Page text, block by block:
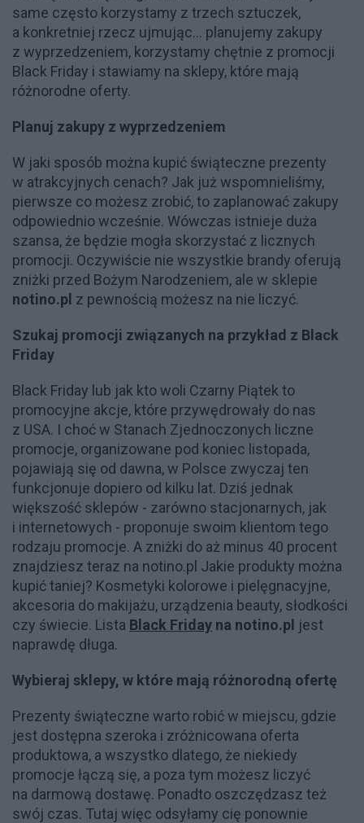
same często korzystamy z trzech sztuczek,
a konkretniej rzecz ujmując... planujemy zakupy
z wyprzedzeniem, korzystamy chętnie z promocji
Black Friday i stawiamy na sklepy, które mają
różnorodne oferty.
Planuj zakupy z wyprzedzeniem
W jaki sposób można kupić świąteczne prezenty
w atrakcyjnych cenach? Jak już wspomnieliśmy,
pierwsze co możesz zrobić, to zaplanować zakupy
odpowiednio wcześnie. Wówczas istnieje duża
szansa, że będzie mogła skorzystać z licznych
promocji. Oczywiście nie wszystkie brandy oferują
zniżki przed Bożym Narodzeniem, ale w sklepie
notino.pl z pewnością możesz na nie liczyć.
Szukaj promocji związanych na przykład z Black
Friday
Black Friday lub jak kto woli Czarny Piątek to
promocyjne akcje, które przywędrowały do nas
z USA. I choć w Stanach Zjednoczonych liczne
promocje, organizowane pod koniec listopada,
pojawiają się od dawna, w Polsce zwyczaj ten
funkcjonuje dopiero od kilku lat. Dziś jednak
większość sklepów - zarówno stacjonarnych, jak
i internetowych - proponuje swoim klientom tego
rodzaju promocje. A zniżki do aż minus 40 procent
znajdziesz teraz na notino.pl Jakie produkty można
kupić taniej? Kosmetyki kolorowe i pielęgnacyjne,
akcesoria do makijażu, urządzenia beauty, słodkości
czy świecie. Lista Black Friday na notino.pl jest
naprawdę długa.
Wybieraj sklepy, w które mają różnorodną ofertę
Prezenty świąteczne warto robić w miejscu, gdzie
jest dostępna szeroka i zróżnicowana oferta
produktowa, a wszystko dlatego, że niekiedy
promocje łączą się, a poza tym możesz liczyć
na darmową dostawę. Ponadto oszczędzasz też
swój czas. Tutaj więc odsyłamy cię ponownie